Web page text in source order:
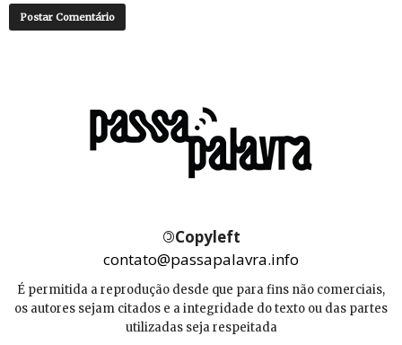
©Copyleft
contato@passapalavra.info
É permitida a reprodução desde que para fins não comerciais,
os autores sejam citados e a integridade do texto ou das partes
utilizadas seja respeitada